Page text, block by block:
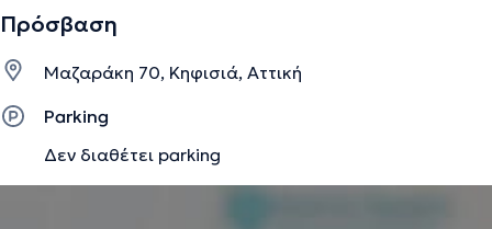
μέλος της Ελληνικής Ψυχιατρικής Εταιρείας και της
Ακόμη, είναι Ιδρυτικό Μέλος του Ινστιτούτου
Ψυχοδυναμικής Εκπαίδευσης και έχει ενεργό
επιστημονική συμμετοχή σε ελληνικά και διεθνή
ψυχιατρικά συνέδρια, και έχει δημοσιεύσει επιστημονικά
άρθρα σε έγκυρα διεθνή περιοδικά ψυχιατρικής,
Πρόσβαση
Μαζαράκη 70, Κηφισιά, Αττική
Parking
Δεν διαθέτει parking